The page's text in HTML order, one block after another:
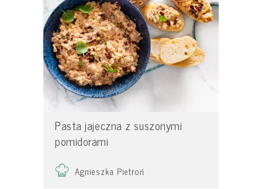
Pasta jajeczna z suszonymi
pomidorami
Agnieszka Pietroń